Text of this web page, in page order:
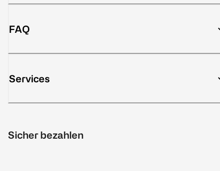
FAQ
Services
Sicher bezahlen